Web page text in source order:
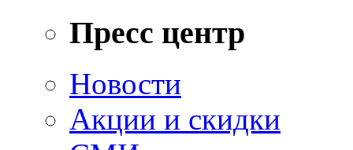
Пресс центр
Новости
Акции и скидки